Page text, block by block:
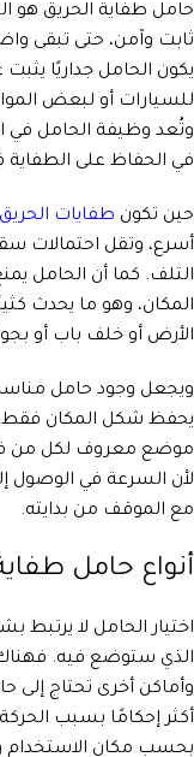
حامل طفاية الحريق هو
ثابت وآمن، حتى تبقى
يكون الحامل جداريًا
للسيارات أو لبعض
وتُعد وظيفة الحامل في
في الحفاظ على
حين تكون طفايات الحريق
أسرع، وتقل احتمالات
التلف. كما أن الحامل
المكان، وهو ما يحدث
الأرض أو خلف باب أو
ويجعل وجود حامل مناسب
يحفظ شكل المكان فقط،
موضع معروف لكل من في
لأن السرعة في الوصول
مع الموقف من بدايته.
أنواع حامل
اختيار الحامل لا يرتبط
الذي ستوضع فيه. فهناك
وأماكن أخرى تحتاج إلى
أكثر إحكامًا بسبب
بحسب مكان الاستخدام